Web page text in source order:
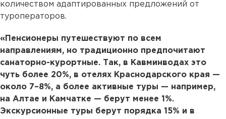
количеством адаптированных предложений от
туроператоров.
«Пенсионеры путешествуют по всем
направлениям, но традиционно предпочитают
санаторно-курортные. Так, в Кавминводах это
чуть более 20%, в отелях Краснодарского края —
около 7–8%, а более активные туры — например,
на Алтае и Камчатке — берут менее 1%.
Экскурсионные туры берут порядка 15% и в